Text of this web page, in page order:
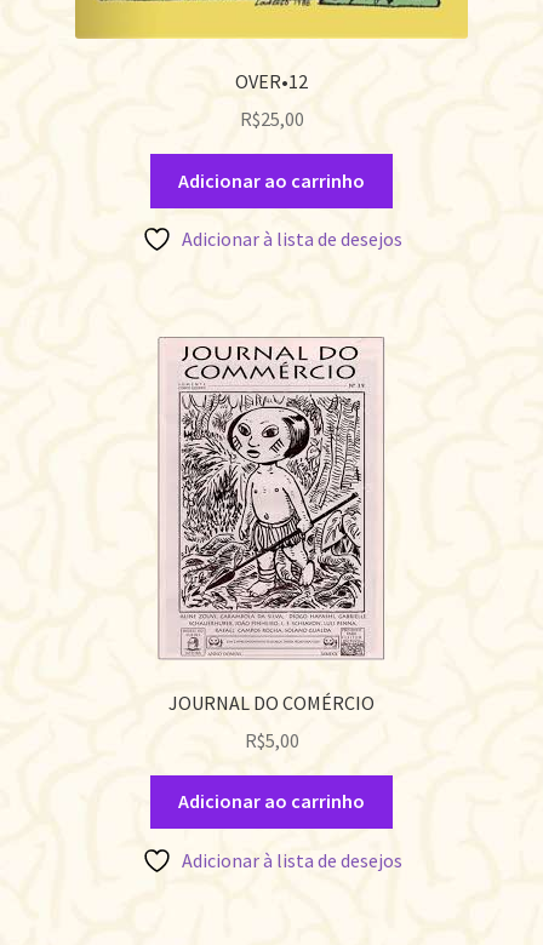
OVER•12
R$25,00
Adicionar ao carrinho
Adicionar à lista de desejos
JOURNAL DO COMÉRCIO
R$5,00
Adicionar ao carrinho
Adicionar à lista de desejos